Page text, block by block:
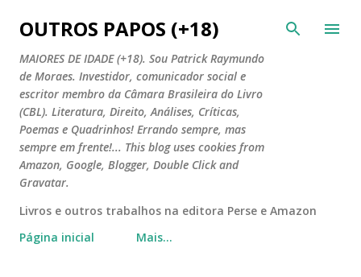
Pular para o conteúdo principal
OUTROS PAPOS (+18)
MAIORES DE IDADE (+18). Sou Patrick Raymundo
de Moraes. Investidor, comunicador social e
escritor membro da Câmara Brasileira do Livro
(CBL). Literatura, Direito, Análises, Críticas,
Poemas e Quadrinhos! Errando sempre, mas
sempre em frente!... This blog uses cookies from
Amazon, Google, Blogger, Double Click and
Gravatar.
Livros e outros trabalhos na editora Perse e Amazon
Página inicial
Mais…